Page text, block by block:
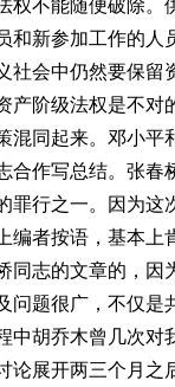
权不能随便破除
和新参加工作的
会中仍然要保留
产阶级法权是不
混同起来。邓小
合作写总结。张
罪行之一。因为
编者按语，基本
同志的文章的，
问题很广，不仅
中胡乔木曾几次
论展开两三个月